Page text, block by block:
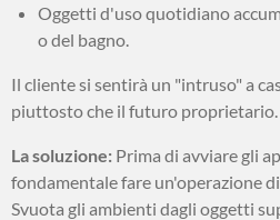
Oggetti d'uso quotidiano
o del bagno.
Il cliente si sentirà un "intruso" a
piuttosto che il futuro proprietario.
La soluzione: Prima di avviare gli
fondamentale fare un'operazione di
Svuota gli ambienti dagli oggetti